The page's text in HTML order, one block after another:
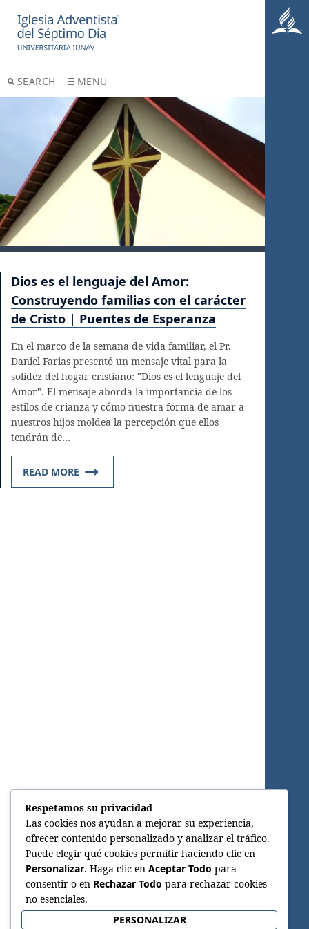
SEARCH MENU
Dios es el lenguaje del Amor:
Construyendo familias con el carácter
de Cristo | Puentes de Esperanza
En el marco de la semana de vida familiar, el Pr.
Daniel Farias presentó un mensaje vital para la
solidez del hogar cristiano: "Dios es el lenguaje del
Amor". El mensaje aborda la importancia de los
estilos de crianza y cómo nuestra forma de amar a
nuestros hijos moldea la percepción que ellos
tendrán de…
READ MORE
Respetamos su privacidad
Las cookies nos ayudan a mejorar su experiencia,
ofrecer contenido personalizado y analizar el tráfico.
Puede elegir qué cookies permitir haciendo clic en
Personalizar. Haga clic en Aceptar Todo para
consentir o en Rechazar Todo para rechazar cookies
no esenciales.
PERSONALIZAR